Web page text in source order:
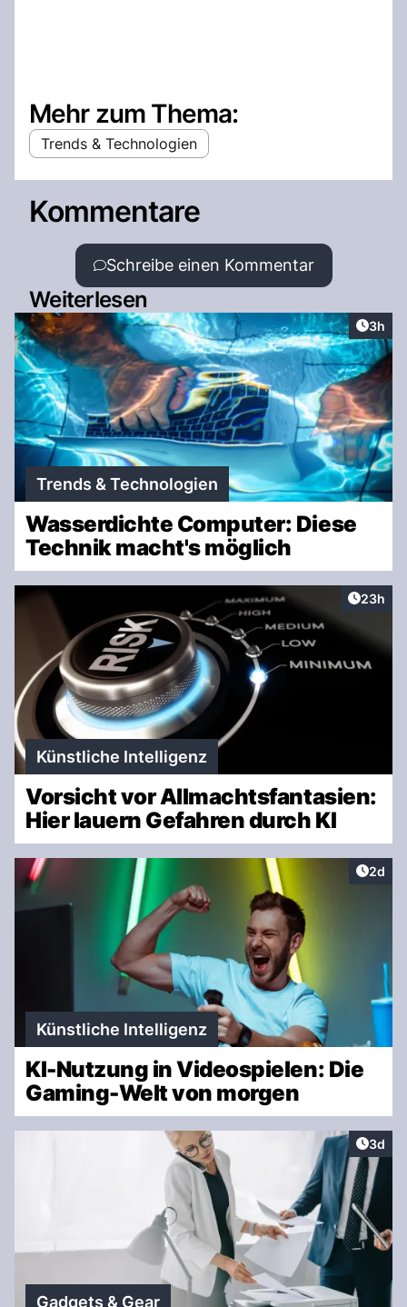
Mehr zum Thema:
Trends & Technologien
Kommentare
Schreibe einen Kommentar
Weiterlesen
3h
Trends & Technologien
Wasserdichte Computer: Diese
Technik macht's möglich
Artikel
23h
Künstliche Intelligenz
Vorsicht vor Allmachtsfantasien:
Hier lauern Gefahren durch KI
2d
Künstliche Intelligenz
KI-Nutzung in Videospielen: Die
Gaming-Welt von morgen
3d
Gadgets & Gear